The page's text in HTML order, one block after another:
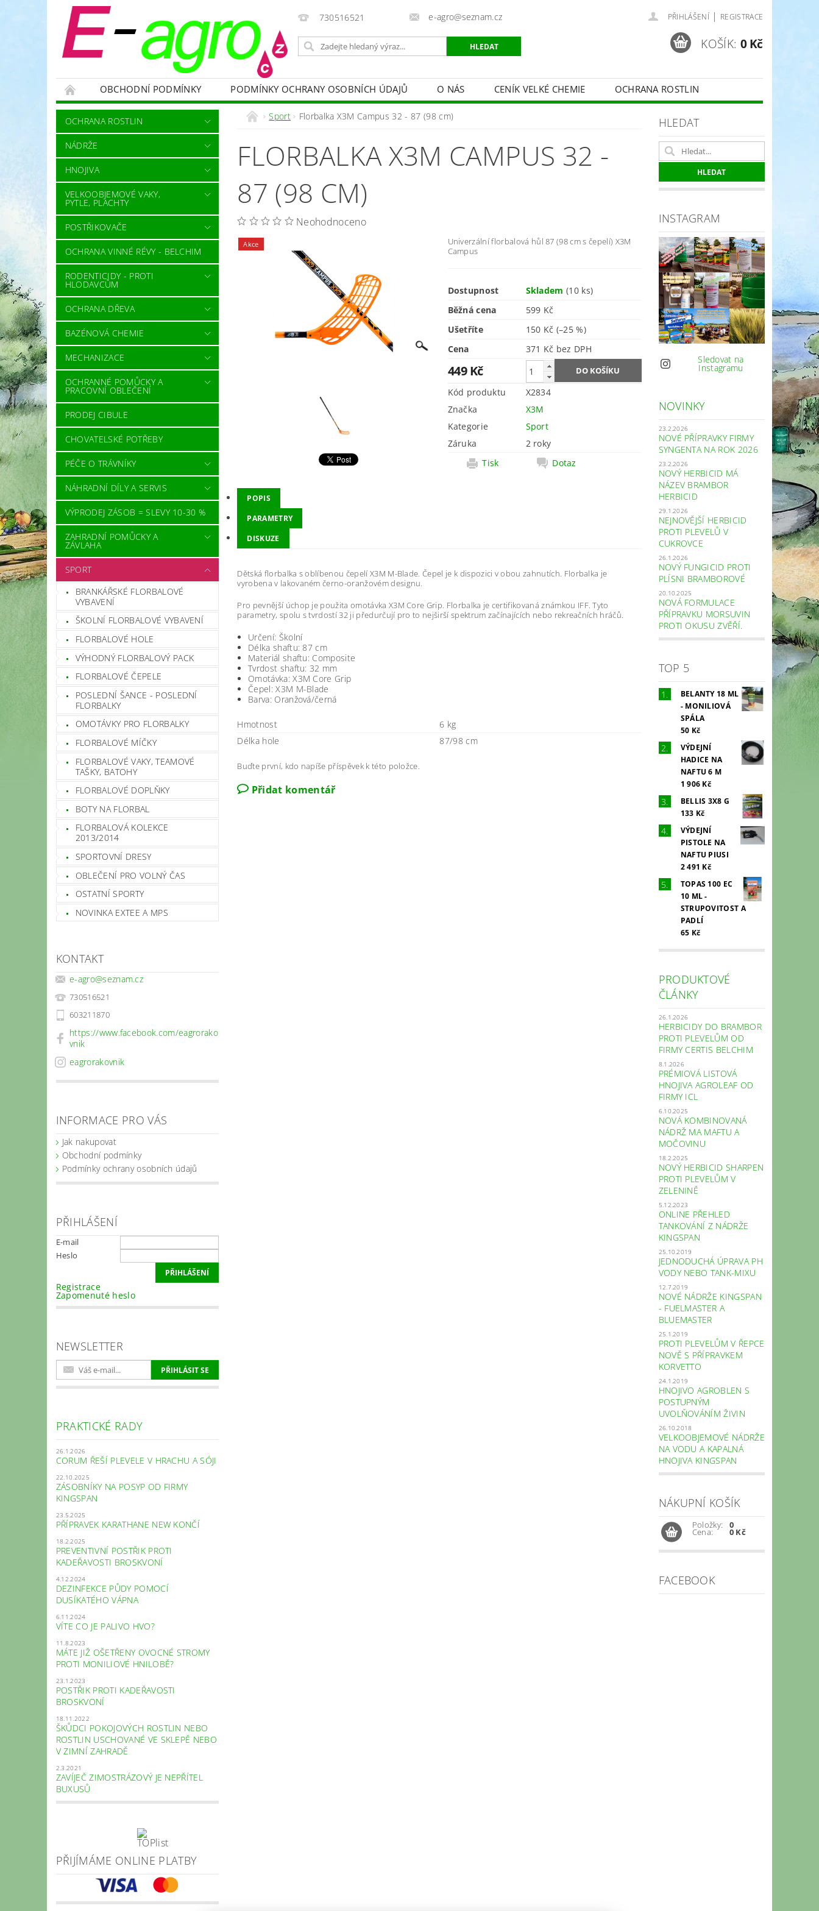
730516521 e-agro@seznam.cz PŘIHLÁŠENÍ | REGISTRACE
KOŠÍK: 0 Kč
OBCHODNÍ PODMÍNKY PODMÍNKY OCHRANY OSOBNÍCH ÚDAJŮ O NÁS CENÍK VELKÉ CHEMIE
OCHRANA ROSTLIN
NÁDRŽE
HNOJIVA VELKOOBJEMOVÉ VAKY, PYTLE, PLACHTY POSTŘIKOVAČE
RODENTICIDY - PROTI HLODAVCŮM
OCHRANNÉ POMŮCKY A PRACOVNÍ OBLEČENÍ
PRODEJ CIBULE CHOVATELSKÉ POTŘEBY
PÉČE O TRÁVNÍKY
NÁHRADNÍ DÍLY A SERVIS
OCHRANA ROSTLIN
NÁDRŽE
HNOJIVA
VELKOOBJEMOVÉ VAKY,
PYTLE, PLACHTY
POSTŘIKOVAČE
OCHRANA VINNÉ RÉVY - BELCHIM
RODENTICIDY - PROTI
HLODAVCŮM
OCHRANA DŘEVA
BAZÉNOVÁ CHEMIE
MECHANIZACE
OCHRANNÉ POMŮCKY A
PRACOVNÍ OBLEČENÍ
PRODEJ CIBULE
CHOVATELSKÉ POTŘEBY
PÉČE O TRÁVNÍKY
NÁHRADNÍ DÍLY A SERVIS
VÝPRODEJ ZÁSOB = SLEVY 10-30 %
ZAHRADNÍ POMŮCKY A
ZÁVLAHA
SPORT
BRANKÁŘSKÉ FLORBALOVÉ
VYBAVENÍ
ŠKOLNÍ FLORBALOVÉ VYBAVENÍ
FLORBALOVÉ HOLE
VÝHODNÝ FLORBALOVÝ PACK
FLORBALOVÉ ČEPELE
POSLEDNÍ ŠANCE - POSLEDNÍ
FLORBALKY
OMOTÁVKY PRO FLORBALKY
FLORBALOVÉ MÍČKY
FLORBALOVÉ VAKY, TEAMOVÉ
TAŠKY, BATOHY
FLORBALOVÉ DOPLŇKY
BOTY NA FLORBAL
FLORBALOVÁ KOLEKCE
2013/2014
SPORTOVNÍ DRESY
OBLEČENÍ PRO VOLNÝ ČAS
OSTATNÍ SPORTY
NOVINKA EXTEE A MPS
KONTAKT
e-agro@seznam.cz
730516521
603211870
https://www.facebook.com/eagrorako
vnik
eagrorakovnik
INFORMACE PRO VÁS
Jak nakupovat
Obchodní podmínky
Podmínky ochrany osobních údajů
PŘIHLÁŠENÍ
E-mail
Heslo
Registrace
Zapomenuté heslo
NEWSLETTER
PRAKTICKÉ RADY
26.1.2026
CORUM ŘEŠÍ PLEVELE V HRACHU A SÓJI
22.10.2025
ZÁSOBNÍKY NA POSYP OD FIRMY
KINGSPAN
23.5.2025
PŘÍPRAVEK KARATHANE NEW KONČÍ
18.2.2025
PREVENTIVNÍ POSTŘIK PROTI
KADEŘAVOSTI BROSKVONÍ
4.12.2024
DEZINFEKCE PŮDY POMOCÍ
DUSÍKATÉHO VÁPNA
6.11.2024
VÍTE CO JE PALIVO HVO?
11.8.2023
MÁTE JIŽ OŠETŘENY OVOCNÉ STROMY
PROTI MONILIOVÉ HNILOBĚ?
23.1.2023
POSTŘIK PROTI KADEŘAVOSTI
BROSKVONÍ
18.11.2022
ŠKŮDCI POKOJOVÝCH ROSTLIN NEBO
ROSTLIN USCHOVANÉ VE SKLEPĚ NEBO
V ZIMNÍ ZAHRADĚ
2.3.2021
ZAVÍJEČ ZIMOSTRÁZOVÝ JE NEPŘÍTEL
BUXUSŮ
PŘIJÍMÁME ONLINE PLATBY
Sport Florbalka X3M Campus 32 - 87 (98 cm)
FLORBALKA X3M CAMPUS 32 -
87 (98 CM)
Neohodnoceno
Akce
Univerzální florbalová hůl 87 (98 cm s čepelí) X3M
Campus
Dostupnost Skladem(10 ks)
Běžná cena
599 Kč
Ušetříte
150 Kč (–25 %)
Cena
371 Kč bez DPH
449 Kč
Kód produktu
X2834
Značka
X3M
Kategorie
Sport
Záruka
2 roky
Tisk
Dotaz
POPIS
PARAMETRY
DISKUZE
Dětská florbalka s oblíbenou čepelí X3M M-Blade. Čepel je k dispozici v obou zahnutích. Florbalka je
vyrobena v lakovaném černo-oranžovém designu.
Pro pevnější úchop je použita omotávka X3M Core Grip. Florbalka je certifikovaná známkou IFF. Tyto
parametry, spolu s tvrdostí 32 ji předurčují pro to nejširší spektrum začínajících nebo rekreačních hráčů.
Určení: Školní
Délka shaftu: 87 cm
Materiál shaftu: Composite
Tvrdost shaftu: 32 mm
Omotávka: X3M Core Grip
Čepel: X3M M-Blade
Barva: Oranžová/černá
Hmotnost
6 kg
Délka hole
87/98 cm
Buďte první, kdo napíše příspěvek k této položce.
Přidat komentář
HLEDAT
INSTAGRAM
Sledovat na
Instagramu
NOVINKY
23.2.2026
NOVÉ PŘÍPRAVKY FIRMY
SYNGENTA NA ROK 2026
23.2.2026
NOVÝ HERBICID MÁ
NÁZEV BRAMBOR
HERBICID
29.1.2026
NEJNOVĚJŠÍ HERBICID
PROTI PLEVELŮ V
CUKROVCE
26.1.2026
NOVÝ FUNGICID PROTI
PLÍSNI BRAMBOROVÉ
20.10.2025
NOVÁ FORMULACE
PŘÍPRAVKU MORSUVIN
PROTI OKUSU ZVĚŘÍ.
TOP 5
BELANTY 18 ML
- MONILIOVÁ
SPÁLA
50 Kč
VÝDEJNÍ
HADICE NA
NAFTU 6 M
1 906 Kč
BELLIS 3X8 G
133 Kč
VÝDEJNÍ
PISTOLE NA
NAFTU PIUSI
2 491 Kč
TOPAS 100 EC
10 ML -
STRUPOVITOST A
PADLÍ
65 Kč
PRODUKTOVÉ
ČLÁNKY
26.1.2026
HERBICIDY DO BRAMBOR
PROTI PLEVELŮM OD
FIRMY CERTIS BELCHIM
8.1.2026
PRÉMIOVÁ LISTOVÁ
HNOJIVA AGROLEAF OD
FIRMY ICL
6.10.2025
NOVÁ KOMBINOVANÁ
NÁDRŽ MA MAFTU A
MOČOVINU
18.2.2025
NOVÝ HERBICID SHARPEN
PROTI PLEVELŮM V
ZELENINĚ
5.12.2023
ONLINE PŘEHLED
TANKOVÁNÍ Z NÁDRŽE
KINGSPAN
25.10.2019
JEDNODUCHÁ ÚPRAVA PH
VODY NEBO TANK-MIXU
12.7.2019
NOVÉ NÁDRŽE KINGSPAN
- FUELMASTER A
BLUEMASTER
25.1.2019
PROTI PLEVELŮM V ŘEPCE
NOVĚ S PŘÍPRAVKEM
KORVETTO
24.1.2019
HNOJIVO AGROBLEN S
POSTUPNÝM
UVOLŇOVÁNÍM ŽIVIN
26.10.2018
VELKOOBJEMOVÉ NÁDRŽE
NA VODU A KAPALNÁ
HNOJIVA KINGSPAN
NÁKUPNÍ KOŠÍK
Položky:
Cena:
0
0 Kč
FACEBOOK